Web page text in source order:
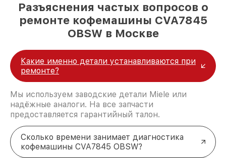
Разъяснения частых вопросов о
ремонте кофемашины CVA7845
OBSW в Москве
Какие именно детали устанавливаются при
ремонте?
Мы используем заводские детали Miele или
надёжные аналоги. На все запчасти
предоставляется гарантийный талон.
Сколько времени занимает диагностика
кофемашины CVA7845 OBSW?